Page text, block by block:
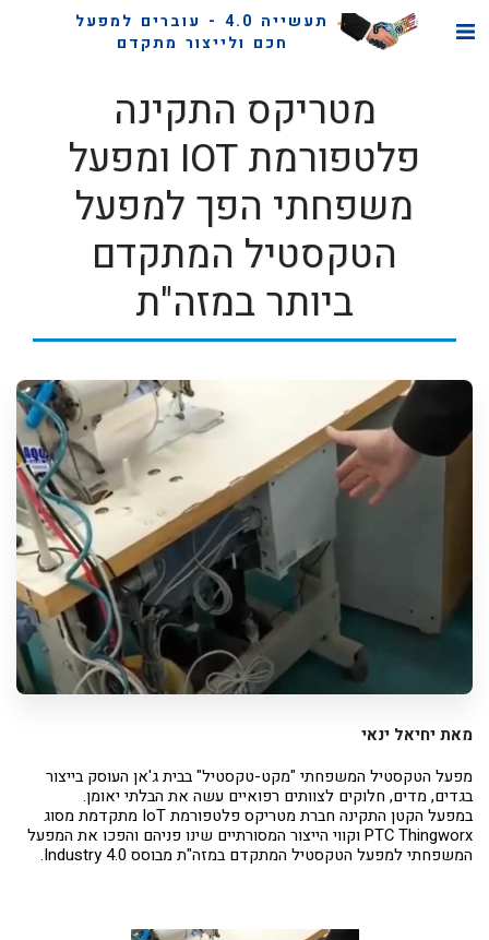
תעשייה 4.0 - עוברים למפעל
חכם ולייצור מתקדם
מטריקס התקינה
פלטפורמת IOT ומפעל
משפחתי הפך למפעל
הטקסטיל המתקדם
ביותר במזה"ת
מאת יחיאל ינאי
מפעל הטקסטיל המשפחתי "מקט-טקסטיל" בבית ג'אן העוסק בייצור
בגדים, מדים, חלוקים לצוותים רפואיים עשה את הבלתי יאומן.
במפעל הקטן התקינה חברת מטריקס פלטפורמת IoT מתקדמת מסוג
PTC Thingworx וקווי הייצור המסורתיים שינו פניהם והפכו את המפעל
המשפחתי למפעל הטקסטיל המתקדם במזה"ת מבוסס Industry 4.0.